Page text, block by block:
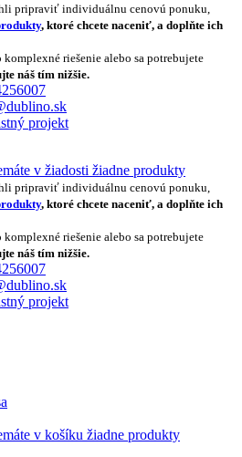
pripraviť individuálnu cenovú ponuku,
, ktoré chcete naceniť, a doplňte ich
komplexné riešenie alebo sa potrebujete
náš tím nižšie.
projekt
v žiadosti žiadne produkty
pripraviť individuálnu cenovú ponuku,
, ktoré chcete naceniť, a doplňte ich
komplexné riešenie alebo sa potrebujete
náš tím nižšie.
projekt
v košíku žiadne produkty